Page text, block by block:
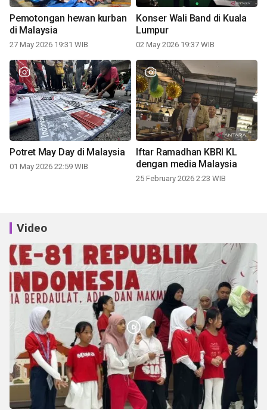
Pemotongan hewan kurban
di Malaysia
27 May 2026 19:31 WIB
Konser Wali Band di Kuala
Lumpur
02 May 2026 19:37 WIB
Potret May Day di Malaysia
01 May 2026 22:59 WIB
Iftar Ramadhan KBRI KL
dengan media Malaysia
25 February 2026 2:23 WIB
Video